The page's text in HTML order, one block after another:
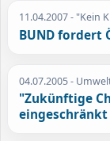
11.04.2007- "Kein
BUND fordert
04.07.2005-
"Zukünftige